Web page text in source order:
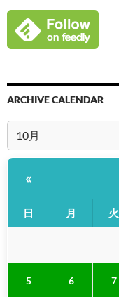
ARCHIVE CALENDAR
«
日 月 火
5 6 7